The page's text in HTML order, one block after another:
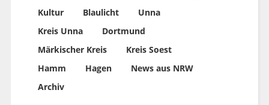
Kultur
Blaulicht
Unna
Kreis Unna
Dortmund
Märkischer Kreis
Kreis Soest
Hamm
Hagen
News aus NRW
Archiv